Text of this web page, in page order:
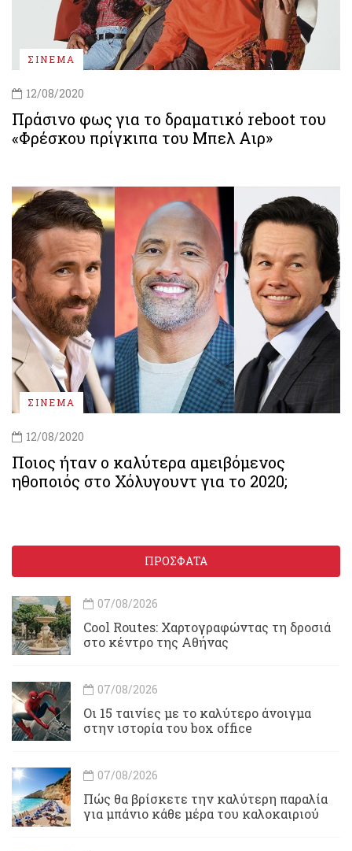
ΣΙΝΕΜΑ
12/08/2020
Πράσινο φως για το δραματικό reboot του
«Φρέσκου πρίγκιπα του Μπελ Αιρ»
ΣΙΝΕΜΑ
12/08/2020
Ποιος ήταν ο καλύτερα αμειβόμενος
ηθοποιός στο Χόλυγουντ για το 2020;
ΠΡΟΣΦΑΤΑ
07/08/2026
Cool Routes: Χαρτογραφώντας τη δροσιά
στο κέντρο της Αθήνας
07/08/2026
Οι 15 ταινίες με το καλύτερο άνοιγμα
στην ιστορία του box office
07/08/2026
Πώς θα βρίσκετε την καλύτερη παραλία
για μπάνιο κάθε μέρα του καλοκαιριού